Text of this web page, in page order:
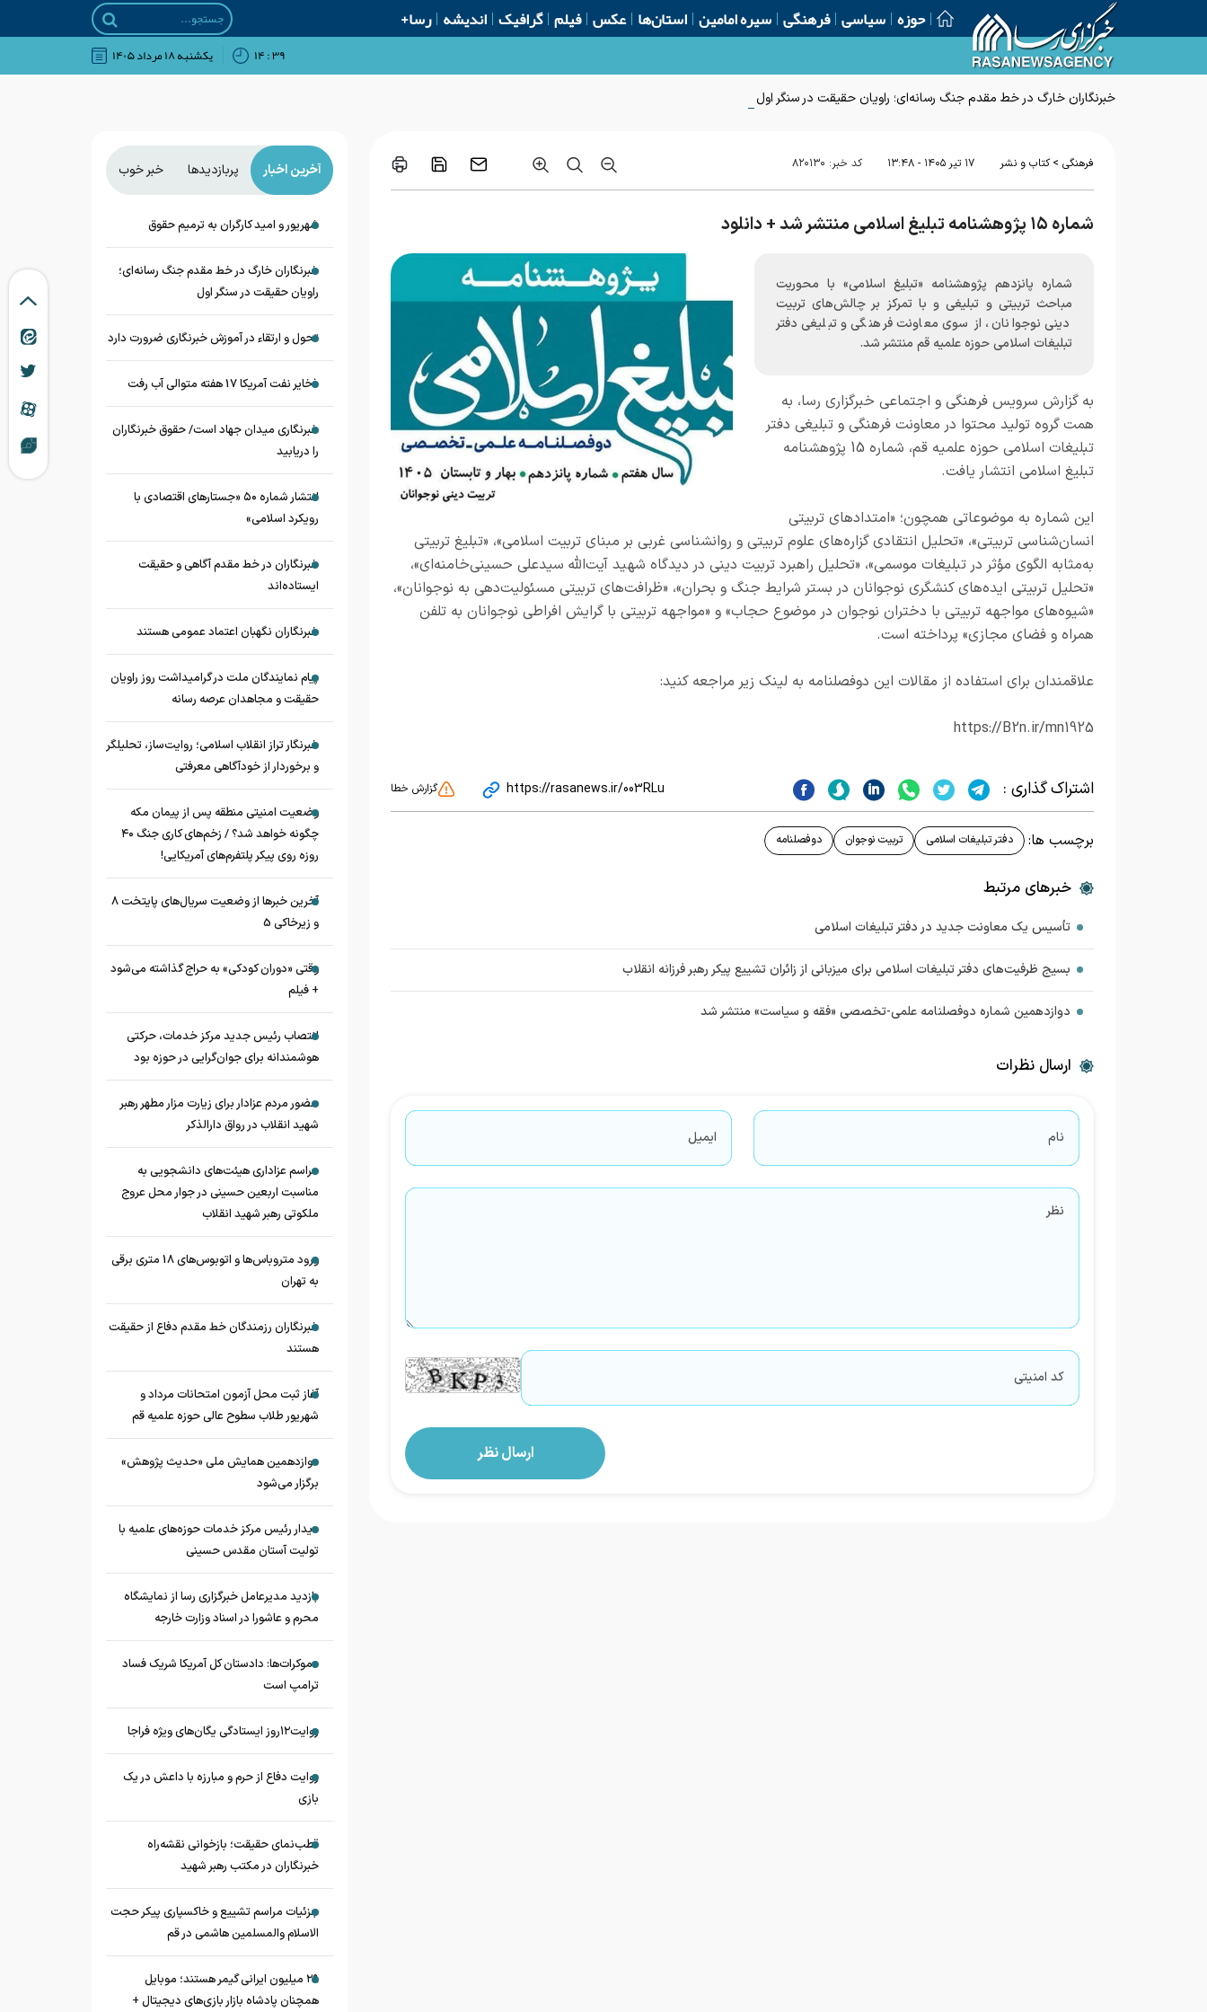
حوزه سیاسی فرهنگی سیره امامین استان‌ها عکس فیلم گرافیک اندیشه رسا+
۳۹ : ۱۴ يکشنبه ۱۸ مرداد ۱۴۰۵
خبرنگاران خارگ در خط مقدم جنگ رسانه‌ای؛ راویان حقیقت در سنگر اول
فرهنگی > کتاب و نشر ۱۷ تير ۱۴۰۵ - ۱۳:۴۸ کد خبر: ۸۲۰۱۳۰
شماره ۱۵ پژوهشنامه تبلیغ اسلامی منتشر شد + دانلود
شماره پانزدهم پژوهشنامه «تبلیغ اسلامی» با محوریت
مباحث تربیتی و تبلیغی و با تمرکز بر چالش‌های تربیت
دینی نوجوانان، از سوی معاونت فرهنگی و تبلیغی دفتر
تبلیغات اسلامی حوزه علمیه قم منتشر شد.
به گزارش سرویس فرهنگی و اجتماعی خبرگزاری رسا، به
همت گروه تولید محتوا در معاونت فرهنگی و تبلیغی دفتر
تبلیغات اسلامی حوزه علمیه قم، شماره 15 پژوهشنامه
تبلیغ اسلامی انتشار یافت.
این شماره به موضوعاتی همچون؛ «امتدادهای تربیتی
انسان‌شناسی تربیتی»، «تحلیل انتقادی گزاره‌های علوم تربیتی و روانشناسی غربی بر مبنای تربیت اسلامی»، «تبلیغ تربیتی
به‌مثابه الگوی مؤثر در تبلیغات موسمی»، «تحلیل راهبرد تربیت دینی در دیدگاه شهید آ‌یت‌الله سیدعلی حسینی‌خامنه‌ای»،
«تحلیل تربیتی ایده‌های کنشگری نوجوانان در بستر شرایط جنگ و بحران»، «ظرافت‌های تربیتی مسئولیت‌دهی به نوجوانان»،
«شیوه‌های مواجهه تربیتی با دختران نوجوان در موضوع حجاب» و «مواجهه تربیتی با گرایش افراطی نوجوانان به تلفن
همراه و فضای مجازی» پرداخته است.
علاقمندان برای استفاده از مقالات این دوفصلنامه به لینک زیر مراجعه کنید:
https://B2n.ir/mn1925
اشتراک گذاری : https://rasanews.ir/003RLu گزارش خطا
برچسب ها: دفتر تبلیغات اسلامی تربیت نوجوان دوفصلنامه
خبرهای مرتبط
تأسیس یک معاونت جدید در دفتر تبلیغات اسلامی
بسیج ظرفیت‌های دفتر تبلیغات اسلامی برای میزبانی از زائران تشییع پیکر رهبر فرزانه انقلاب
دوازدهمین شماره دوفصلنامه علمی-تخصصی «فقه و سیاست» منتشر شد
ارسال نظرات
آخرین اخبار پربازدیدها خبر خوب
شهریور و امید کارگران به ترمیم حقوق
خبرنگاران خارگ در خط مقدم جنگ رسانه‌ای؛
راویان حقیقت در سنگر اول
تحول و ارتقاء در آموزش خبرنگاری ضرورت دارد
ذخایر نفت آمریکا 17 هفته متوالی آب رفت
خبرنگاری میدان جهاد است/ حقوق خبرنگاران
را دریابید
انتشار شماره ۵۰ «جستارهای اقتصادی با
رویکرد اسلامی»
خبرنگاران در خط مقدم آگاهی و حقیقت
ایستاده‌اند
خبرنگاران نگهبان اعتماد عمومی هستند
پیام نمایندگان ملت در گرامیداشت روز راویان
حقیقت و مجاهدان عرصه رسانه
خبرنگار تراز انقلاب اسلامی؛ روایت‌ساز، تحلیلگر
و برخوردار از خودآگاهی معرفتی
وضعیت امنیتی منطقه پس از پیمان مکه
چگونه خواهد شد؟ / زخم‌های کاری جنگ ۴۰
روزه روی پیکر پلتفرم‌های آمریکایی!
آخرین خبرها از وضعیت سریال‌های پایتخت 8
و زیرخاکی 5
وقتی «دوران کودکی» به حراج گذاشته می‌شود
+ فیلم
انتصاب رئیس جدید مرکز خدمات، حرکتی
هوشمندانه برای جوان‌گرایی در حوزه بود
حضور مردم عزادار برای زیارت مزار مطهر رهبر
شهید انقلاب در رواق دارالذکر
مراسم عزاداری هیئت‌های دانشجویی به
مناسبت اربعین حسینی در جوار محل عروج
ملکوتی رهبر شهید انقلاب
ورود متروباس‌ها و اتوبوس‌های 18 متری برقی
به تهران
خبرنگاران رزمندگان خط مقدم دفاع از حقیقت
هستند
آغاز ثبت محل آزمون امتحانات مرداد و
شهریور طلاب سطوح عالی حوزه علمیه قم
دوازدهمین همایش ملی «حدیث‌ پژوهش»
برگزار می‌شود
دیدار رئیس مرکز خدمات حوزه‌های علمیه با
تولیت آستان مقدس حسینی
بازدید مدیرعامل خبرگزاری رسا از نمایشگاه
محرم و عاشورا در اسناد وزارت خارجه
دموکرات‌ها: دادستان کل آمریکا شریک فساد
ترامپ است
روایت۱۲روز ایستادگی یگان‌های ویژه فراجا
روایت دفاع از حرم و مبارزه با داعش در یک
بازی
قطب‌نمای حقیقت؛ بازخوانی نقشه‌راه
خبرنگاران در مکتب رهبر شهید
جزئیات مراسم تشییع و خاکسپاری پیکر حجت
الاسلام والمسلمین هاشمی در قم
۲۹ میلیون ایرانی گیمر هستند؛ موبایل
همچنان پادشاه بازار بازی‌های دیجیتال +